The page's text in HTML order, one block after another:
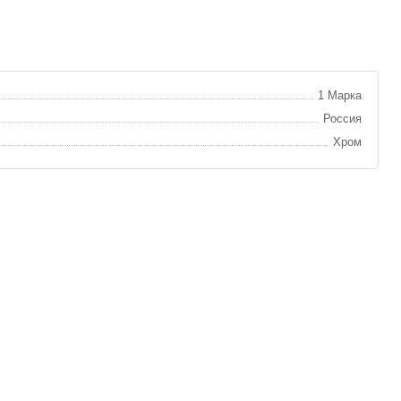
1 Марка
Россия
Хром